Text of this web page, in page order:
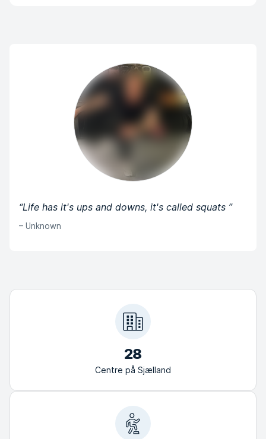
“Life has it's ups and downs, it's called squats ”
– Unknown
28
Centre på Sjælland